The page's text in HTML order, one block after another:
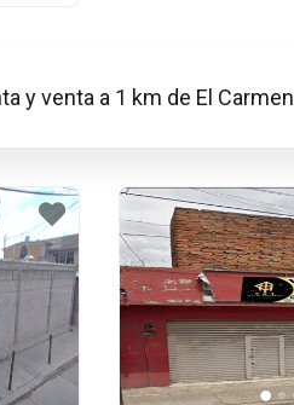
y venta a 1 km de El Carmen